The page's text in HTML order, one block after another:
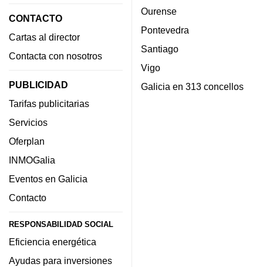
CONTACTO
Cartas al director
Contacta con nosotros
PUBLICIDAD
Tarifas publicitarias
Servicios
Oferplan
INMOGalia
Eventos en Galicia
Contacto
RESPONSABILIDAD SOCIAL
Eficiencia energética
Ayudas para inversiones
Ourense
Pontevedra
Santiago
Vigo
Galicia en 313 concellos